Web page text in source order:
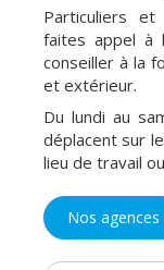
Particuliers et
faites appel à
conseiller à la
et extérieur.
Du lundi au
déplacent sur
lieu de travail
Nos agences